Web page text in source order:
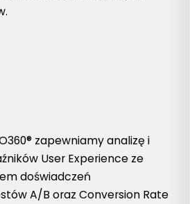
zapewniamy analizę i
User Experience ze
doświadczeń
A/B oraz Conversion Rate